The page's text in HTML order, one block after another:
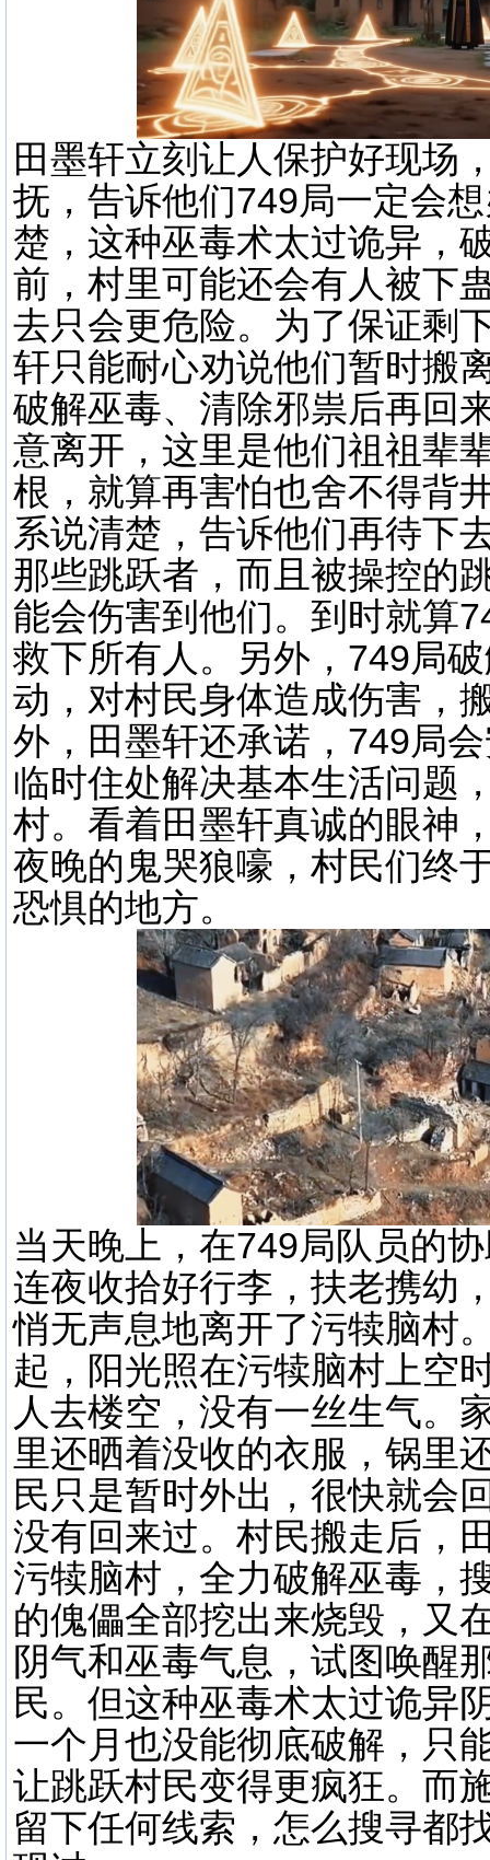
田墨轩立刻让人保护好现场
抚，告诉他们749局一定会
楚，这种巫毒术太过诡异，
前，村里可能还会有人被下
去只会更危险。为了保证剩
轩只能耐心劝说他们暂时搬
破解巫毒、清除邪祟后再回
意离开，这里是他们祖祖辈
根，就算再害怕也舍不得背
系说清楚，告诉他们再待下
那些跳跃者，而且被操控的
能会伤害到他们。到时就算
救下所有人。另外，749局
动，对村民身体造成伤害，
外，田墨轩还承诺，749局
临时住处解决基本生活问题
村。看着田墨轩真诚的眼神
夜晚的鬼哭狼嚎，村民们终
恐惧的地方。
当天晚上，在749局队员的
连夜收拾好行李，扶老携幼
悄无声息地离开了污犊脑村
起，阳光照在污犊脑村上空
人去楼空，没有一丝生气。
里还晒着没收的衣服，锅里
民只是暂时外出，很快就会
没有回来过。村民搬走后，
污犊脑村，全力破解巫毒，
的傀儡全部挖出来烧毁，又
阴气和巫毒气息，试图唤醒
民。但这种巫毒术太过诡异
一个月也没能彻底破解，只
让跳跃村民变得更疯狂。而
留下任何线索，怎么搜寻都